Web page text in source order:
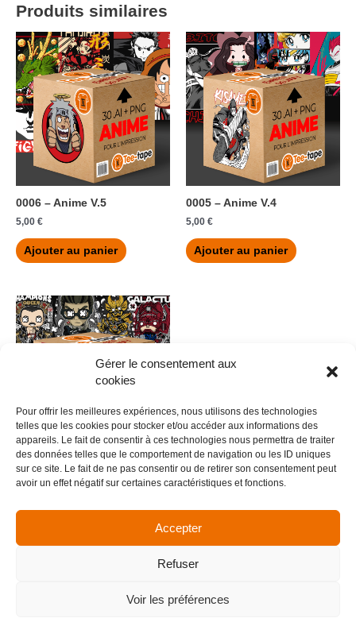
Gérer le consentement aux
cookies
Pour offrir les meilleures expériences, nous utilisons des technologies
telles que les cookies pour stocker et/ou accéder aux informations des
appareils. Le fait de consentir à ces technologies nous permettra de traiter
des données telles que le comportement de navigation ou les ID uniques
sur ce site. Le fait de ne pas consentir ou de retirer son consentement peut
avoir un effet négatif sur certaines caractéristiques et fonctions.
Accepter
Refuser
Voir les préférences
Produits similaires
0006 – Anime V.5
5,00 €
Ajouter au panier
0005 – Anime V.4
5,00 €
Ajouter au panier
0021 – FUNKYPOP V.5
5,00 €
Ajouter au panier
Menu